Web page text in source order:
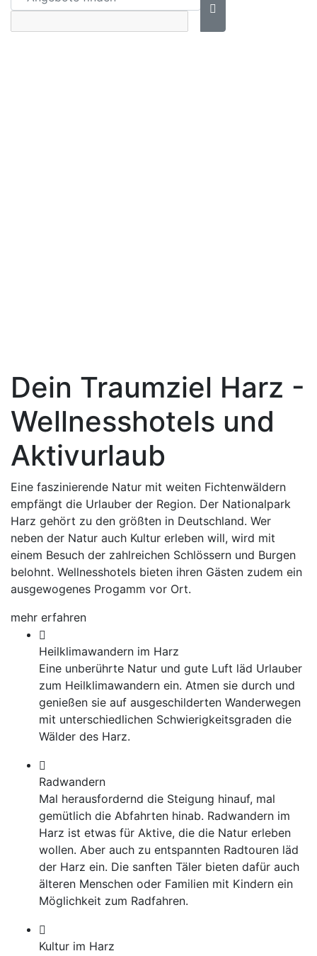
Dein Traumziel Harz -
Wellnesshotels und
Aktivurlaub
Eine faszinierende Natur mit weiten Fichtenwäldern
empfängt die Urlauber der Region. Der Nationalpark
Harz gehört zu den größten in Deutschland. Wer
neben der Natur auch Kultur erleben will, wird mit
einem Besuch der zahlreichen Schlössern und Burgen
belohnt. Wellnesshotels bieten ihren Gästen zudem ein
ausgewogenes Progamm vor Ort.
mehr erfahren
Heilklimawandern im Harz
Eine unberührte Natur und gute Luft läd Urlauber
zum Heilklimawandern ein. Atmen sie durch und
genießen sie auf ausgeschilderten Wanderwegen
mit unterschiedlichen Schwierigkeitsgraden die
Wälder des Harz.
Radwandern
Mal herausfordernd die Steigung hinauf, mal
gemütlich die Abfahrten hinab. Radwandern im
Harz ist etwas für Aktive, die die Natur erleben
wollen. Aber auch zu entspannten Radtouren läd
der Harz ein. Die sanften Täler bieten dafür auch
älteren Menschen oder Familien mit Kindern ein
Möglichkeit zum Radfahren.
Kultur im Harz